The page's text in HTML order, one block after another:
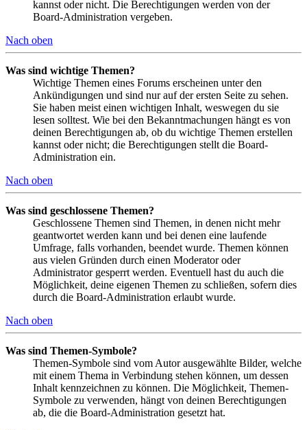
kannst oder nicht. Die Berechtigungen werden von der
Board-Administration vergeben.
Nach oben
Was sind wichtige Themen?
Wichtige Themen eines Forums erscheinen unter den
Ankündigungen und sind nur auf der ersten Seite zu sehen.
Sie haben meist einen wichtigen Inhalt, weswegen du sie
lesen solltest. Wie bei den Bekanntmachungen hängt es von
deinen Berechtigungen ab, ob du wichtige Themen erstellen
kannst oder nicht; die Berechtigungen stellt die Board-
Administration ein.
Nach oben
Was sind geschlossene Themen?
Geschlossene Themen sind Themen, in denen nicht mehr
geantwortet werden kann und bei denen eine laufende
Umfrage, falls vorhanden, beendet wurde. Themen können
aus vielen Gründen durch einen Moderator oder
Administrator gesperrt werden. Eventuell hast du auch die
Möglichkeit, deine eigenen Themen zu schließen, sofern dies
durch die Board-Administration erlaubt wurde.
Nach oben
Was sind Themen-Symbole?
Themen-Symbole sind vom Autor ausgewählte Bilder, welche
mit einem Thema in Verbindung stehen können, um dessen
Inhalt kennzeichnen zu können. Die Möglichkeit, Themen-
Symbole zu verwenden, hängt von deinen Berechtigungen
ab, die die Board-Administration gesetzt hat.